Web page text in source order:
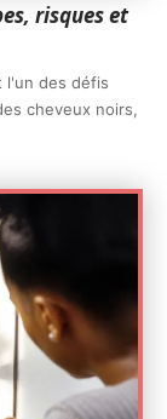
risques et
l'un des défis
cheveux noirs,